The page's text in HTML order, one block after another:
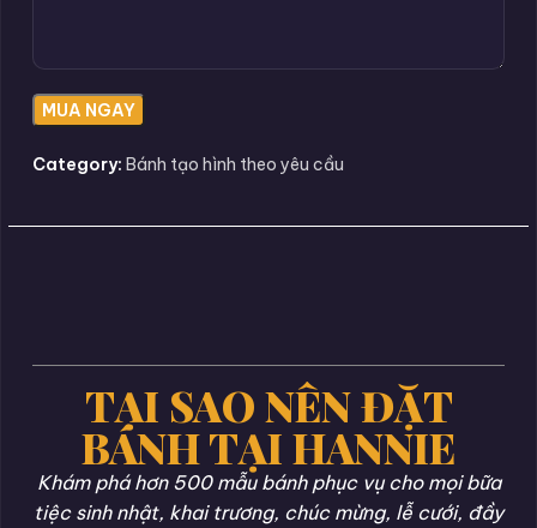
Category: Bánh tạo hình theo yêu cầu
TẠI SAO NÊN ĐẶT
BÁNH TẠI HANNIE
Khám phá hơn 500 mẫu bánh phục vụ cho mọi bữa
tiệc sinh nhật, khai trương, chúc mừng, lễ cưới, đầy